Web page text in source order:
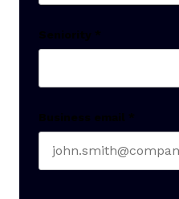
Seniority *
Business email *